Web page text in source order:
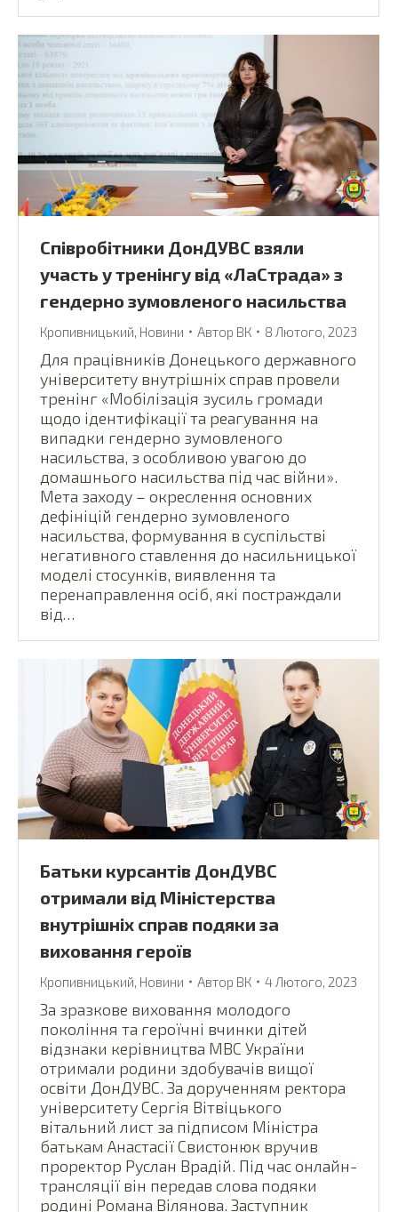
Співробітники ДонДУВС взяли
участь у тренінгу від «ЛаСтрада» з
гендерно зумовленого насильства
Кропивницький Новини Автор ВК 8 Лютого, 2023
Для працівників Донецького державного
університету внутрішніх справ провели
тренінг «Мобілізація зусиль громади
щодо ідентифікації та реагування на
випадки гендерно зумовленого
насильства, з особливою увагою до
домашнього насильства під час війни».
Мета заходу – окреслення основних
дефініцій гендерно зумовленого
насильства, формування в суспільстві
негативного ставлення до насильницької
моделі стосунків, виявлення та
перенаправлення осіб, які постраждали
від…
Батьки курсантів ДонДУВС
отримали від Міністерства
внутрішніх справ подяки за
виховання героїв
Кропивницький, Новини Автор ВК 4 Лютого, 2023
За зразкове виховання молодого
покоління та героїчні вчинки дітей
відзнаки керівництва МВС України
отримали родини здобувачів вищої
освіти ДонДУВС. За дорученням ректора
університету Сергія Вітвіцького
вітальний лист за підписом Міністра
батькам Анастасії Свистонюк вручив
проректор Руслан Врадій. Під час онлайн-
трансляції він передав слова подяки
родині Романа Вілянова. Заступник